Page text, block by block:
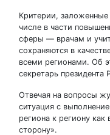
Критерии, заложенные
числе в части
сферы — врачам и
сохраняются в
всеми регионами. Об
секретарь
Отвечая на вопросы
ситуация с
региона к региону как
сторону».